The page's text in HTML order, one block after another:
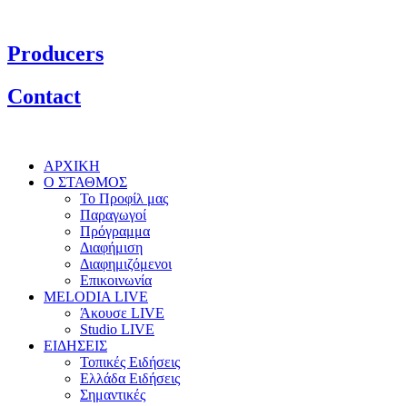
Producers
Contact
ΑΡΧΙΚΗ
Ο ΣΤΑΘΜΟΣ
Το Προφίλ μας
Παραγωγοί
Πρόγραμμα
Διαφήμιση
Διαφημιζόμενοι
Επικοινωνία
MELODIA LIVE
Άκουσε LIVE
Studio LIVE
ΕΙΔΗΣΕΙΣ
Τοπικές Ειδήσεις
Ελλάδα Ειδήσεις
Σημαντικές